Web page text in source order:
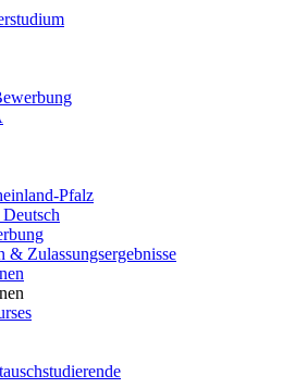
Pfalz
& Zulassungsergebnisse